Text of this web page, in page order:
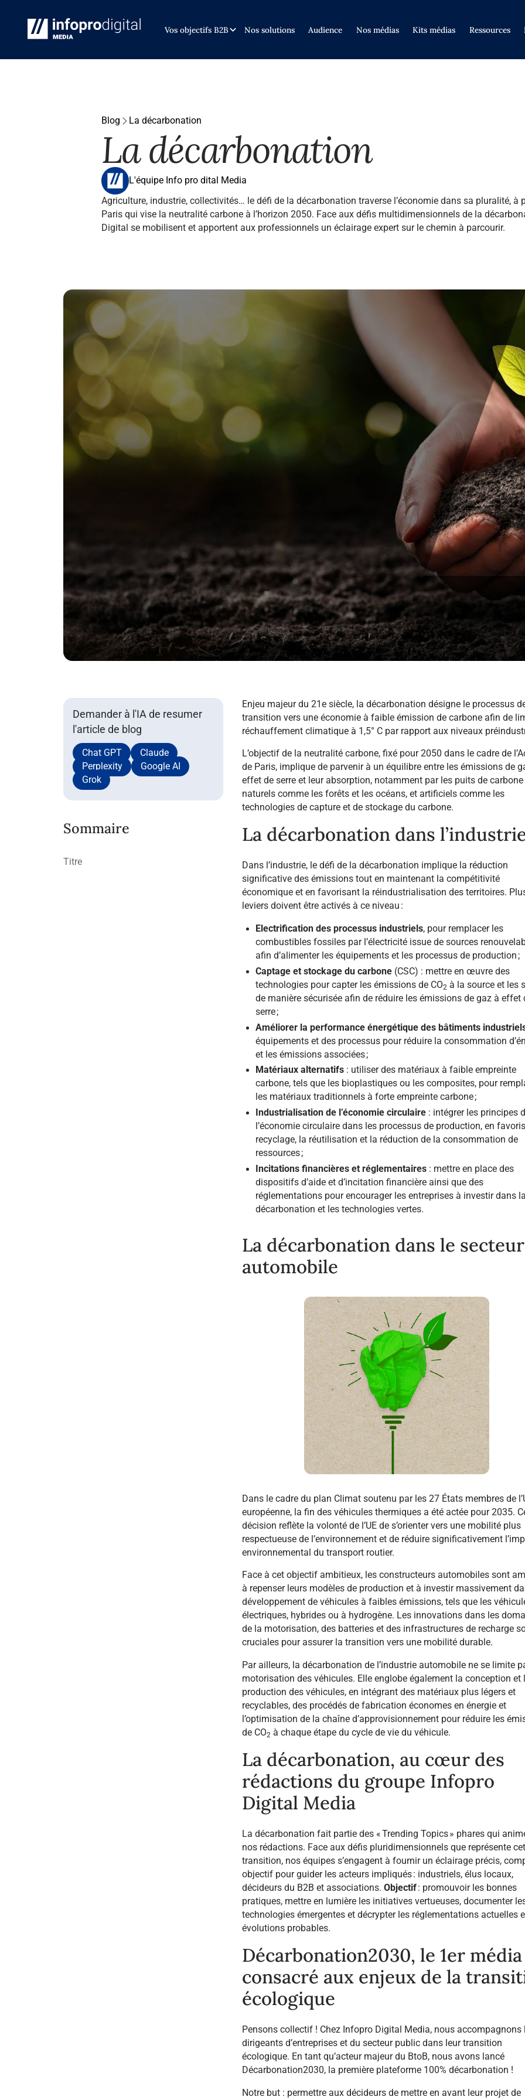
Vos objectifs B2B Nos solutions Audience Nos médias Kits médias Ressources
Blog La décarbonation
La décarbonation
L'équipe Info pro dital Media
Agriculture, industrie, collectivités… le défi de la décarbonation traverse l’économie dans sa pluralité, à
Paris qui vise la neutralité carbone à l’horizon 2050. Face aux défis multidimensionnels de la
Digital se mobilisent et apportent aux professionnels un éclairage expert sur le chemin à parcourir.
Demander à l'IA de resumer
l'article de blog
Chat GPT
Claude
Perplexity
Google AI
Grok
Sommaire
Titre
Enjeu majeur du 21e siècle, la décarbonation désigne le processus
transition vers une économie à faible émission de carbone afin de
réchauffement climatique à 1,5° C par rapport aux niveaux
L’objectif de la neutralité carbone, fixé pour 2050 dans le cadre de
de Paris, implique de parvenir à un équilibre entre les émissions de
effet de serre et leur absorption, notamment par les puits de carbone
naturels comme les forêts et les océans, et artificiels comme les
technologies de capture et de stockage du carbone.
La décarbonation dans
Dans l’industrie, le défi de la décarbonation implique la réduction
significative des émissions tout en maintenant la compétitivité
économique et en favorisant la réindustrialisation des territoires.
leviers doivent être activés à ce niveau :
Electrification des processus industriels, pour remplacer les
combustibles fossiles par l’électricité issue de sources
afin d’alimenter les équipements et les processus de production ;
Captage et stockage du carbone (CSC) : mettre en œuvre des
technologies pour capter les émissions de CO2 à la source et les
de manière sécurisée afin de réduire les émissions de gaz à effet
serre ;
Améliorer la performance énergétique des bâtiments
équipements et des processus pour réduire la consommation
et les émissions associées ;
Matériaux alternatifs : utiliser des matériaux à faible empreinte
carbone, tels que les bioplastiques ou les composites, pour
les matériaux traditionnels à forte empreinte carbone ;
Industrialisation de l’économie circulaire : intégrer les principes
l’économie circulaire dans les processus de production, en
recyclage, la réutilisation et la réduction de la consommation de
ressources ;
Incitations financières et réglementaires : mettre en place des
dispositifs d’aide et d’incitation financière ainsi que des
réglementations pour encourager les entreprises à investir dans la
décarbonation et les technologies vertes.
La décarbonation dans le secteur
automobile
Dans le cadre du plan Climat soutenu par les 27 États membres de
européenne, la fin des véhicules thermiques a été actée pour 2035.
décision reflète la volonté de l’UE de s’orienter vers une mobilité plus
respectueuse de l’environnement et de réduire significativement
environnemental du transport routier.
Face à cet objectif ambitieux, les constructeurs automobiles sont
à repenser leurs modèles de production et à investir massivement
développement de véhicules à faibles émissions, tels que les
électriques, hybrides ou à hydrogène. Les innovations dans les
de la motorisation, des batteries et des infrastructures de recharge
cruciales pour assurer la transition vers une mobilité durable.
Par ailleurs, la décarbonation de l’industrie automobile ne se limite
motorisation des véhicules. Elle englobe également la conception et
production des véhicules, en intégrant des matériaux plus légers et
recyclables, des procédés de fabrication économes en énergie et
l’optimisation de la chaîne d’approvisionnement pour réduire les
de CO2 à chaque étape du cycle de vie du véhicule.
La décarbonation, au cœur des
rédactions du groupe Infopro
Digital Media
La décarbonation fait partie des « Trending Topics » phares qui
nos rédactions. Face aux défis pluridimensionnels que représente
transition, nos équipes s’engagent à fournir un éclairage précis,
objectif pour guider les acteurs impliqués : industriels, élus locaux,
décideurs du B2B et associations. Objectif: promouvoir les bonnes
pratiques, mettre en lumière les initiatives vertueuses, documenter
technologies émergentes et décrypter les réglementations actuelles
évolutions probables.
Décarbonation2030, le 1er média
consacré aux enjeux de la
écologique
Pensons collectif ! Chez Infopro Digital Media, nous accompagnons
dirigeants d’entreprises et du secteur public dans leur transition
écologique. En tant qu’acteur majeur du BtoB, nous avons lancé
Décarbonation2030, la première plateforme 100% décarbonation !
Notre but : permettre aux décideurs de mettre en avant leur projet de